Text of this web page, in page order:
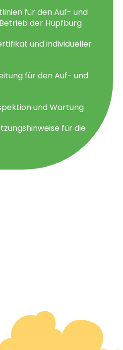
für den Auf- und
der Hüpfburg
und individueller
für den Auf- und
und Wartung
für die